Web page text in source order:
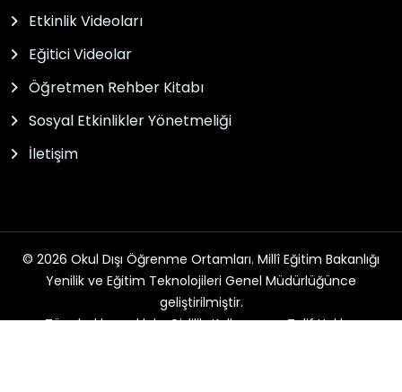
Etkinlik Videoları
Eğitici Videolar
Öğretmen Rehber Kitabı
Sosyal Etkinlikler Yönetmeliği
İletişim
© 2026 Okul Dışı Öğrenme Ortamları. Millî Eğitim Bakanlığı
Yenilik ve Eğitim Teknolojileri Genel Müdürlüğünce
geliştirilmiştir.
Tüm hakları saklıdır. Gizlilik, Kullanım ve Telif Hakları